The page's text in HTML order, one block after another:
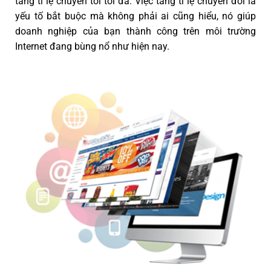
yếu tố bắt buộc mà không phải ai cũng hiểu, nó giúp
doanh nghiệp của bạn thành công trên môi trường
Internet đang bùng nổ như hiện nay.